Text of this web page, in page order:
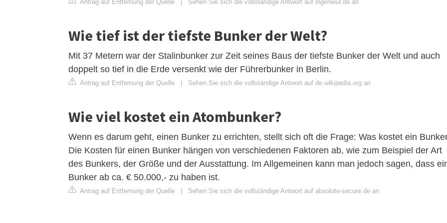
Antrag auf Entfernung der Quelle Sehen Sie sich die vollständige Antwort auf ingenieur.de an
Wie tief ist der tiefste Bunker der Welt?
Mit 37 Metern war der Stalinbunker zur Zeit seines Baus der tiefste Bunker der Welt und auch
doppelt so tief in die Erde versenkt wie der Führerbunker in Berlin.
Antrag auf Entfernung der Quelle | Sehen Sie sich die vollständige Antwort auf de.wikipedia.org an
Wie viel kostet ein Atombunker?
Wenn es darum geht, einen Bunker zu errichten, stellt sich oft die Frage: Was kostet ein
Die Kosten für einen Bunker hängen von verschiedenen Faktoren ab, wie zum Beispiel der Art
des Bunkers, der Größe und der Ausstattung. Im Allgemeinen kann man jedoch sagen, dass
Bunker ab ca. € 50.000,- zu haben ist.
Antrag auf Entfernung der Quelle | Sehen Sie sich die vollständige Antwort auf absolute-secure.de an